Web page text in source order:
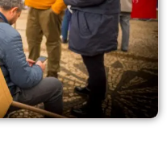
Mas Temem
agosto 5,
2026
Ciência Do
agosto 5,
2026
Escolha De
XXII...
agosto
5, 2026